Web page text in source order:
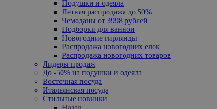
Подушки и одеяла
Летняя распродажа до 50%
Чемоданы от 3998 рублей
Подборки для ванной
Новогодние гирлянды
Распродажа новогодних елок
Распродажа новогодних товаров
Лидеры продаж
До -50% на подушки и одеяла
Восточная посуда
Итальянская посуда
Стильные новинки
Назад